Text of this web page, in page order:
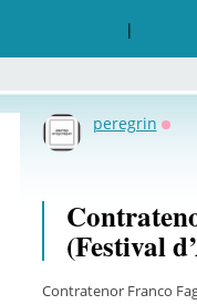
|
peregrin
(Festival
Contratenor Franco